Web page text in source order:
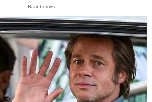
Brainberries